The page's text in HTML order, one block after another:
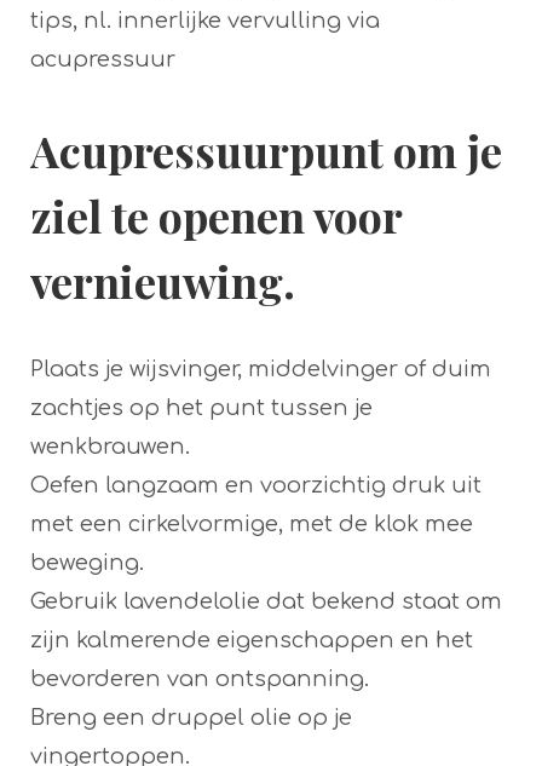
tips, nl. innerlijke vervulling via
acupressuur
Acupressuurpunt om je
ziel te openen voor
vernieuwing.
Plaats je wijsvinger, middelvinger of duim
zachtjes op het punt tussen je
wenkbrauwen.
Oefen langzaam en voorzichtig druk uit
met een cirkelvormige, met de klok mee
beweging.
Gebruik lavendelolie dat bekend staat om
zijn kalmerende eigenschappen en het
bevorderen van ontspanning.
Breng een druppel olie op je
vingertoppen.